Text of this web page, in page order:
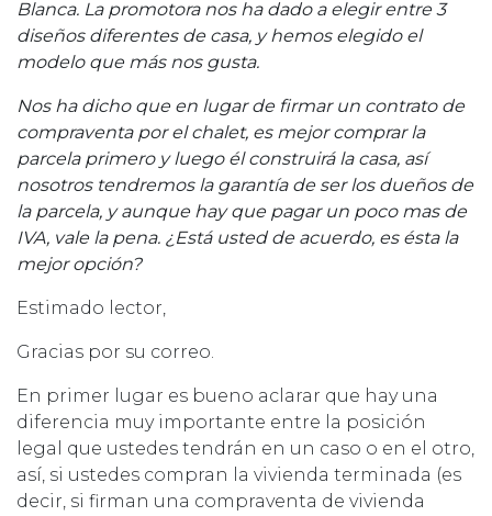
Blanca. La promotora nos ha dado a elegir entre 3
diseños diferentes de casa, y hemos elegido el
modelo que más nos gusta.
Nos ha dicho que en lugar de firmar un contrato de
compraventa por el chalet, es mejor comprar la
parcela primero y luego él construirá la casa, así
nosotros tendremos la garantía de ser los dueños de
la parcela, y aunque hay que pagar un poco mas de
IVA, vale la pena. ¿Está usted de acuerdo, es ésta la
mejor opción?
Estimado lector,
Gracias por su correo.
En primer lugar es bueno aclarar que hay una
diferencia muy importante entre la posición
legal que ustedes tendrán en un caso o en el otro,
así, si ustedes compran la vivienda terminada (es
decir, si firman una compraventa de vivienda